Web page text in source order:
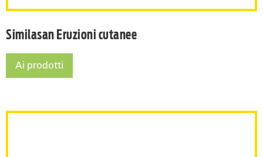
Similasan Eruzioni cutanee
Similasan Eruzioni cutanee
Ai prodotti